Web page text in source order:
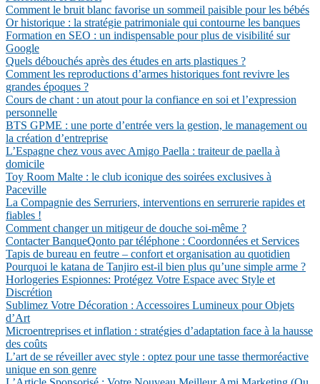
Comment le bruit blanc favorise un sommeil paisible pour les bébés
Or historique : la stratégie patrimoniale qui contourne les banques
Formation en SEO : un indispensable pour plus de visibilité sur
Google
Quels débouchés après des études en arts plastiques ?
Comment les reproductions d’armes historiques font revivre les
grandes époques ?
Cours de chant : un atout pour la confiance en soi et l’expression
personnelle
BTS GPME : une porte d’entrée vers la gestion, le management ou
la création d’entreprise
L’Espagne chez vous avec Amigo Paella : traiteur de paella à
domicile
Toy Room Malte : le club iconique des soirées exclusives à
Paceville
La Compagnie des Serruriers, interventions en serrurerie rapides et
fiables !
Comment changer un mitigeur de douche soi-même ?
Contacter BanqueQonto par téléphone : Coordonnées et Services
Tapis de bureau en feutre – confort et organisation au quotidien
Pourquoi le katana de Tanjiro est-il bien plus qu’une simple arme ?
Horlogeries Espionnes: Protégez Votre Espace avec Style et
Discrétion
Sublimez Votre Décoration : Accessoires Lumineux pour Objets
d’Art
Microentreprises et inflation : stratégies d’adaptation face à la hausse
des coûts
L’art de se réveiller avec style : optez pour une tasse thermoréactive
unique en son genre